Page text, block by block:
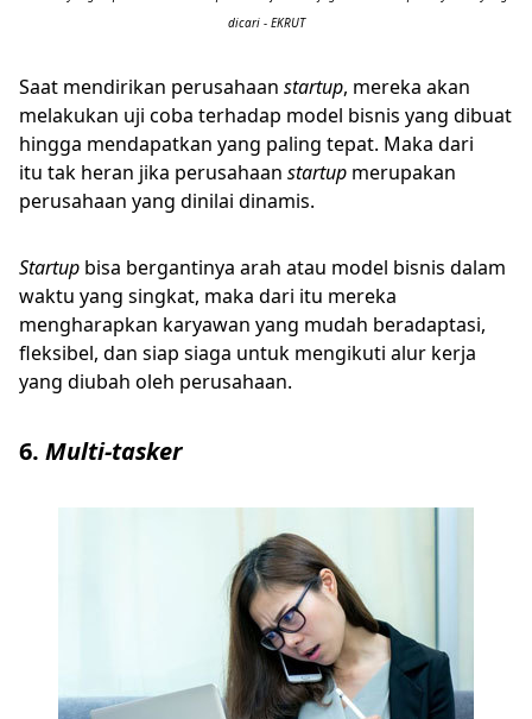
dicari - EKRUT
Saat mendirikan perusahaan startup, mereka akan
melakukan uji coba terhadap model bisnis yang dibuat
hingga mendapatkan yang paling tepat. Maka dari
itu tak heran jika perusahaan startup merupakan
perusahaan yang dinilai dinamis.
Startup bisa bergantinya arah atau model bisnis dalam
waktu yang singkat, maka dari itu mereka
mengharapkan karyawan yang mudah beradaptasi,
fleksibel, dan siap siaga untuk mengikuti alur kerja
yang diubah oleh perusahaan.
6. Multi-tasker